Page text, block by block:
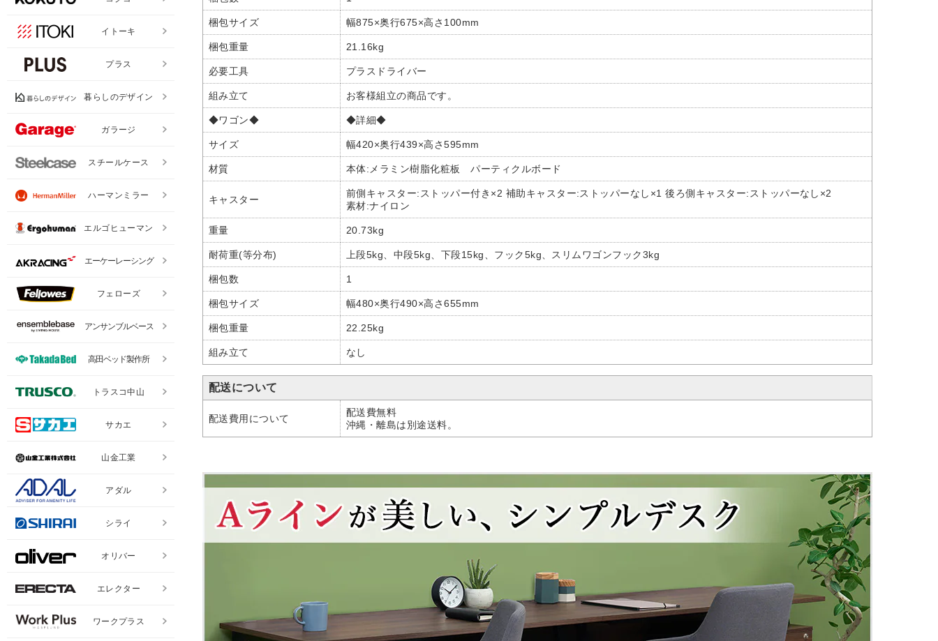
梱包サイズ 幅875×奥行675×高さ100mm
梱包重量 21.16kg
必要工具 プラスドライバー
組み立て お客様組立の商品です。
◆ワゴン◆ ◆詳細◆
サイズ 幅420×奥行439×高さ595mm
材質 本体:メラミン樹脂化粧板 パーティクルボード
キャスター
前側キャスター:ストッパー付き×2 補助キャスター:ストッパーなし×1 後ろ側キャスター:ストッパーなし×2
素材:ナイロン
重量 20.73kg
耐荷重(等分布) 上段5kg、中段5kg、下段15kg、フック5kg、スリムワゴンフック3kg
梱包数 1
梱包サイズ 幅480×奥行490×高さ655mm
梱包重量 22.25kg
組み立て なし
配送について
配送費用について
配送費無料
沖縄・離島は別途送料。
イトーキ
プラス
暮らしのデザイン
ガラージ
スチールケース
ハーマンミラー
エルゴヒューマン
エーケーレーシング
フェローズ
アンサンブルベース
高田ベッド製作所
トラスコ中山
サカエ
山金工業
アダル
シライ
オリバー
エレクター
ワークプラス